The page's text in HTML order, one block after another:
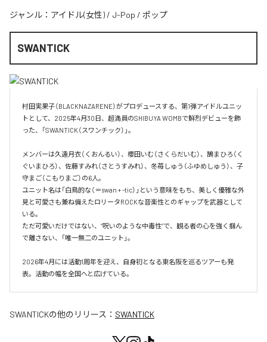
ジャンル： アイドル(女性) / J-Pop / ポップ
SWANTICK
村田実果子（BLACKNAZARENE）がプロデュースする、第1弾アイドルユニッ
トとして、2025年4月30日、超満員のSHIBUYA WOMBで鮮烈デビューを飾
った、「SWANTICK（スワンチック）」。
メンバーは久遠月衣（くおんるい）、櫻田いむ（さくらだいむ）、鵠まひろ（く
ぐいまひろ）、佐藤すみれ（さとうすみれ）、冬苺しゅう（ふゆめしゅう）、子
守まご（こもりまご）の6人。
ユニット名は「白鳥的な（＝swan + -tic）」という意味をもち、美しく優雅な外
見と可愛さも兼ね備えたロリータROCKな音楽性とのギャップを武器として
いる。
ただ可愛いだけではない、“呪いのような中毒性”で、観る者の心を強く掴ん
で離さない、「唯一無二のユニット」。
2026年4月には活動1周年を迎え、自身初となる東名阪を巡るツアーも発
表。活動の幅を全国へと広げている。
SWANTICKの他のリリース： SWANTICK